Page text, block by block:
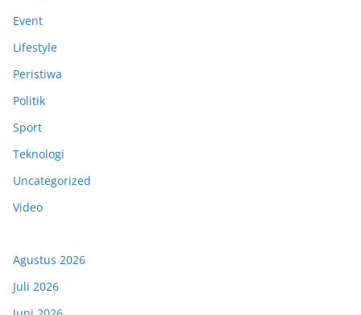
Event
Lifestyle
Peristiwa
Politik
Sport
Teknologi
Uncategorized
Video
Agustus 2026
Juli 2026